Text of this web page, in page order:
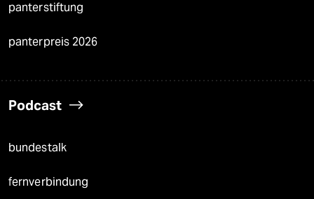
panterstiftung
panterpreis 2026
Podcast
bundestalk
fernverbindung